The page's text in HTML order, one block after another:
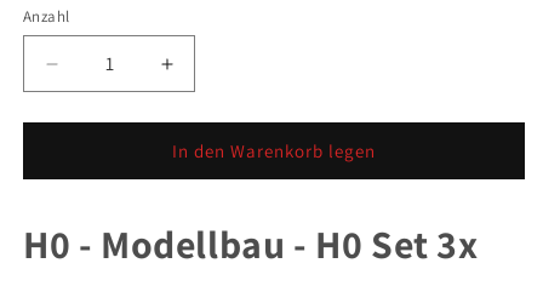
Anzahl
Anzahl
Verringere
die
Menge
H0
1:87
3x
Erhöhe
die
Menge
für
H0
1:87
3x
In den Warenkorb legen
H0 - Modellbau - H0 Set 3x